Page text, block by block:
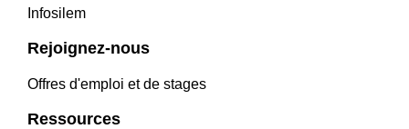
Infosilem
Rejoignez-nous
Offres d'emploi et de stages
Ressources